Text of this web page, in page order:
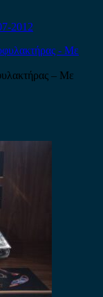
2012
– Με